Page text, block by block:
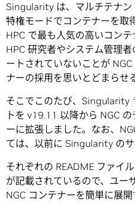
Singularity は、マルチテナ
特権モードでコンテナーを取
HPC で最も人気の高いコンテ
HPC 研究者やシステム管理
ートされていないことが
ナーの採用を思いとどまらせ
そこでこのたび、Singularity
トを v19.11 以降から NGC
ーに拡張しました。なお、
ては、以前に Singularity の
それぞれの README ファイ
が記載されているので、ユー
NGC コンテナーを簡単に展開